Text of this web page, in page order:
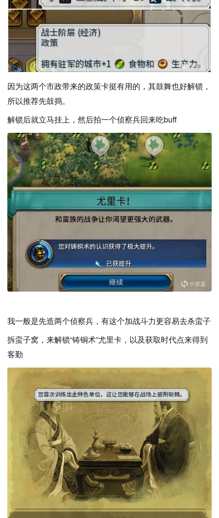
因为这两个市政带来的政策卡挺有用的，其鼓舞也好解锁，
所以推荐先鼓捣。
解锁后就立马挂上，然后拍一个侦察兵回来吃buff
我一般是先造两个侦察兵，有这个加战斗力更容易去杀蛮子
拆蛮子窝，来解锁“铸铜术”尤里卡，以及获取时代点来得到
客勤